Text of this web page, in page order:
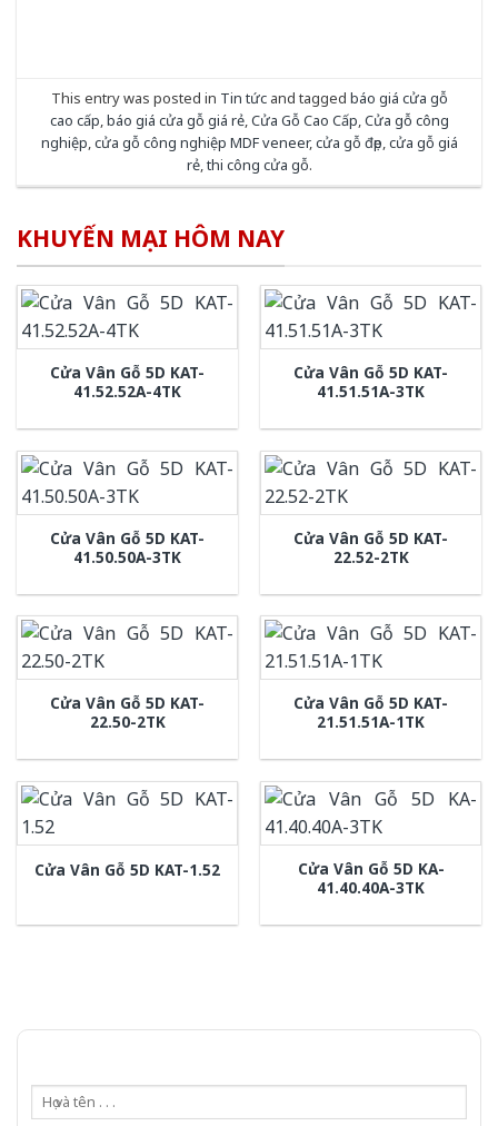
This entry was posted in Tin tứcand tagged báo giá cửa gỗ
cao cấp,báo giá cửa gỗ giá rẻ,Cửa Gỗ Cao Cấp,Cửa gỗ công
nghiệp,cửa gỗ công nghiệp MDF veneer,cửa gỗ đẹp,cửa gỗ giá
rẻ,thi công cửa gỗ.
KHUYẾN MẠI HÔM NAY
Cửa Vân Gỗ 5D KAT-
41.52.52A-4TK
Cửa Vân Gỗ 5D KAT-
41.51.51A-3TK
Cửa Vân Gỗ 5D KAT-
41.50.50A-3TK
Cửa Vân Gỗ 5D KAT-
22.52-2TK
Cửa Vân Gỗ 5D KAT-
22.50-2TK
Cửa Vân Gỗ 5D KAT-
21.51.51A-1TK
Cửa Vân Gỗ 5D KAT-1.52
Cửa Vân Gỗ 5D KA-
41.40.40A-3TK